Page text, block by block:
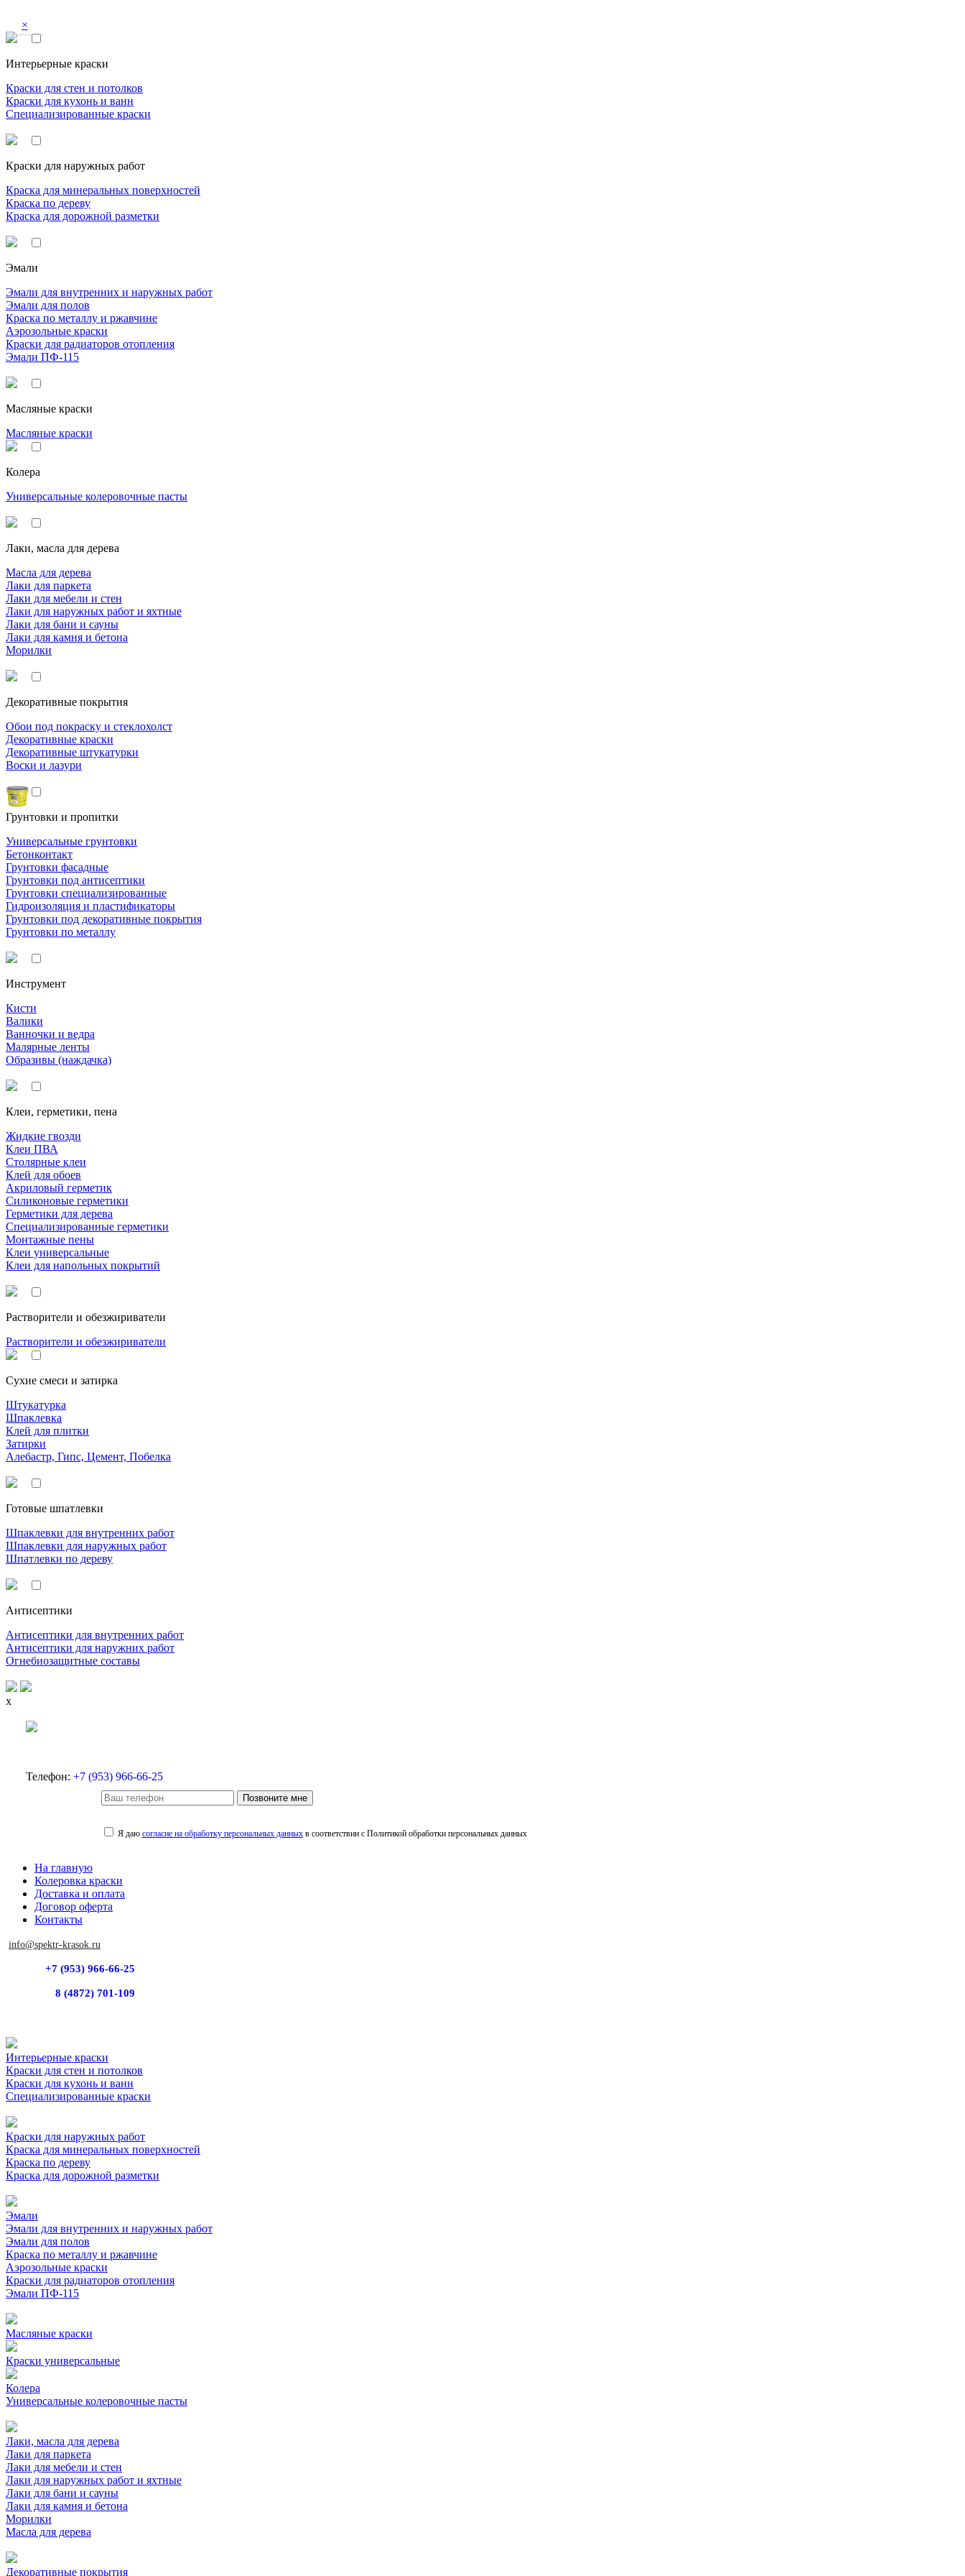
×
Интерьерные краски
Краски для стен и потолков
Краски для кухонь и ванн
Специализированные краски
Краски для наружных работ
Краска для минеральных поверхностей
Краска по дереву
Краска для дорожной разметки
Эмали
Эмали для внутренних и наружных работ
Эмали для полов
Краска по металлу и ржавчине
Аэрозольные краски
Краски для радиаторов отопления
Эмали ПФ-115
Масляные краски
Масляные краски
Колера
Универсальные колеровочные пасты
Лаки, масла для дерева
Масла для дерева
Лаки для паркета
Лаки для мебели и стен
Лаки для наружных работ и яхтные
Лаки для бани и сауны
Лаки для камня и бетона
Морилки
Декоративные покрытия
Обои под покраску и стеклохолст
Декоративные краски
Декоративные штукатурки
Воски и лазури
Грунтовки и пропитки
Универсальные грунтовки
Бетонконтакт
Грунтовки фасадные
Грунтовки под антисептики
Грунтовки специализированные
Гидроизоляция и пластификаторы
Грунтовки под декоративные покрытия
Грунтовки по металлу
Инструмент
Кисти
Валики
Ванночки и ведра
Малярные ленты
Образивы (наждачка)
Клеи, герметики, пена
Жидкие гвозди
Клеи ПВА
Столярные клеи
Клей для обоев
Акриловый герметик
Силиконовые герметики
Герметики для дерева
Специализированные герметики
Монтажные пены
Клеи универсальные
Клеи для напольных покрытий
Растворители и обезжириватели
Растворители и обезжириватели
Сухие смеси и затирка
Штукатурка
Шпаклевка
Клей для плитки
Затирки
Алебастр, Гипс, Цемент, Побелка
Готовые шпатлевки
Шпаклевки для внутренних работ
Шпаклевки для наружных работ
Шпатлевки по дереву
Антисептики
Антисептики для внутренних работ
Антисептики для наружних работ
Огнебиозащитные составы
x
Телефон: +7 (953) 966-66-25
Позвоните мне
Я даю согласие на обработку персональных данныхв соответствии с Политикой обработки персональных данных
На главную
Колеровка краски
Доставка и оплата
Договор оферта
Контакты
info@spektr-krasok.ru
+7 (953) 966-66-25
8 (4872) 701-109
Интерьерные краски
Краски для стен и потолков
Краски для кухонь и ванн
Специализированные краски
Краски для наружных работ
Краска для минеральных поверхностей
Краска по дереву
Краска для дорожной разметки
Эмали
Эмали для внутренних и наружных работ
Эмали для полов
Краска по металлу и ржавчине
Аэрозольные краски
Краски для радиаторов отопления
Эмали ПФ-115
Масляные краски
Краски универсальные
Колера
Универсальные колеровочные пасты
Лаки, масла для дерева
Лаки для паркета
Лаки для мебели и стен
Лаки для наружных работ и яхтные
Лаки для бани и сауны
Лаки для камня и бетона
Морилки
Масла для дерева
Декоративные покрытия